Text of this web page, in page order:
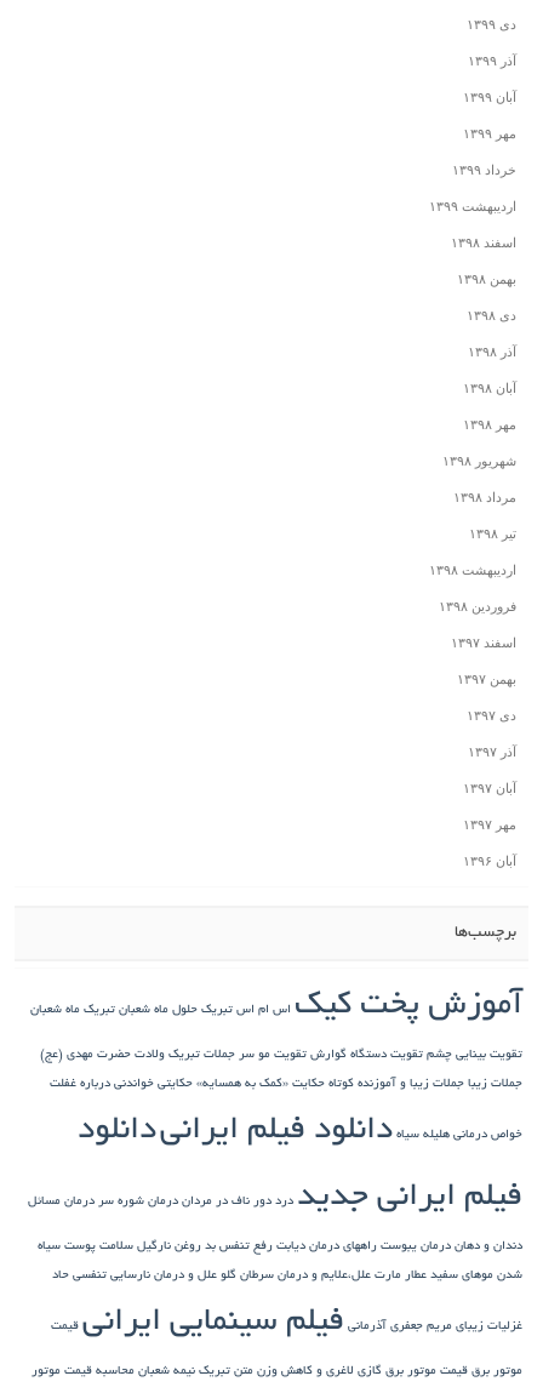
دی ۱۳۹۹
آذر ۱۳۹۹
آبان ۱۳۹۹
مهر ۱۳۹۹
خرداد ۱۳۹۹
اردیبهشت ۱۳۹۹
اسفند ۱۳۹۸
بهمن ۱۳۹۸
دی ۱۳۹۸
آذر ۱۳۹۸
آبان ۱۳۹۸
مهر ۱۳۹۸
شهریور ۱۳۹۸
مرداد ۱۳۹۸
تیر ۱۳۹۸
اردیبهشت ۱۳۹۸
فروردین ۱۳۹۸
اسفند ۱۳۹۷
بهمن ۱۳۹۷
دی ۱۳۹۷
آذر ۱۳۹۷
آبان ۱۳۹۷
مهر ۱۳۹۷
آبان ۱۳۹۶
برچسب‌ها
آموزش پخت کیک اس ام اس تبریک حلول ماه شعبان تبریک ماه شعبان
تقویت بینایی چشم تقویت دستگاه گوارش تقویت مو سر جملات تبریک ولادت حضرت مهدی (عج)
جملات زیبا جملات زیبا و آموزنده کوتاه حکایت «کمک به همسایه» حکایتی خواندنی درباره غفلت
خواص درمانی هلیله سیاه دانلود فیلم ایرانیدانلود
فیلم ایرانی جدید درد دور ناف در مردان درمان شوره سر درمان مسائل
دندان و دهان درمان یبوست راههای درمان دیابت رفع تنفس بد روغن نارگیل سلامت پوست سیاه
شدن موهای سفید عطار مارت علل،علایم و درمان سرطان گلو علل و درمان نارسایی تنفسی حاد
غزلیات زیبای مریم جعفری آذرمانی فیلم سینمایی ایرانی قیمت
موتور برق قیمت موتور برق گازی لاغری و کاهش وزن متن تبریک نیمه شعبان محاسبه قیمت موتور